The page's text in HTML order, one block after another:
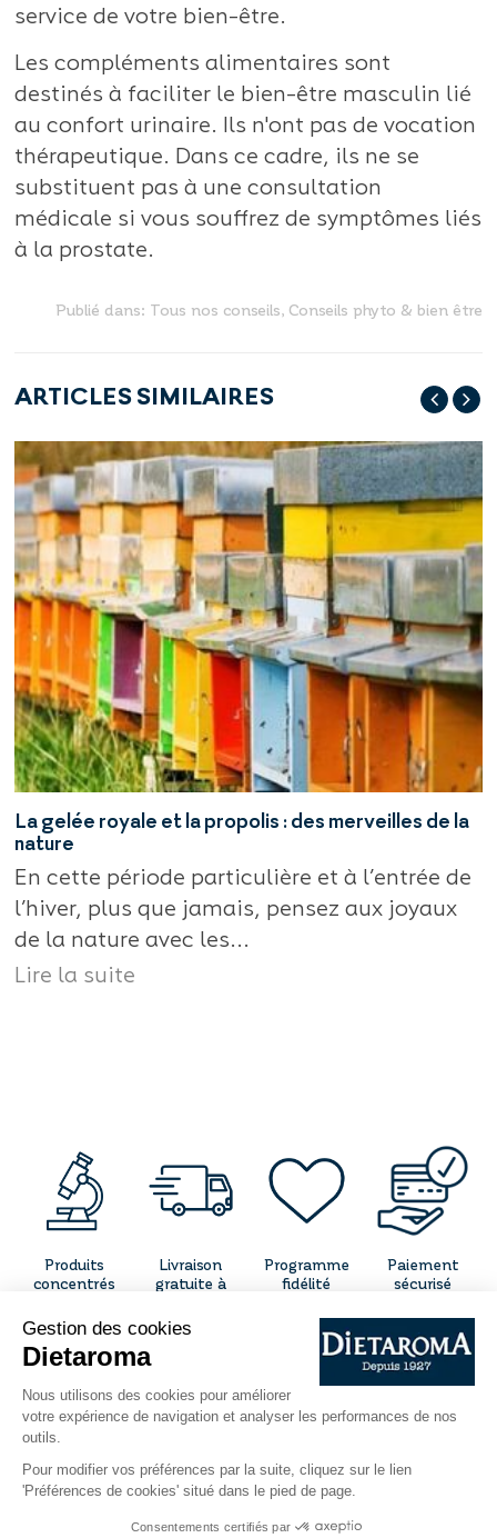
service de votre bien-être.
Les compléments alimentaires sont
destinés à faciliter le bien-être masculin lié
au confort urinaire. Ils n'ont pas de vocation
thérapeutique. Dans ce cadre, ils ne se
substituent pas à une consultation
médicale si vous souffrez de symptômes liés
à la prostate.
Publié dans: Tous nos conseils, Conseils phyto & bien être
ARTICLES SIMILAIRES
La gelée royale et la propolis : des merveilles de la
nature
En cette période particulière et à l’entrée de
l’hiver, plus que jamais, pensez aux joyaux
de la nature avec les...
Lire la suite
Produits
concentrés
Livraison
gratuite à
d'achat
Programme
fidélité
Paiement
sécurisé
CONTACT
QUI SOMMES-NOUS ?